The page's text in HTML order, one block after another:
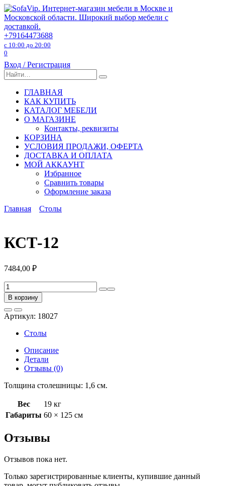
Перейти
к
содержанию
+79164473688
с 10:00 до 20:00
0
Вход / Регистрация
Search
for:
ГЛАВНАЯ
КАК КУПИТЬ
КАТАЛОГ МЕБЕЛИ
О МАГАЗИНЕ
Контакты, реквизиты
КОРЗИНА
УСЛОВИЯ ПРОДАЖИ, ОФЕРТА
ДОСТАВКА И ОПЛАТА
МОЙ АККАУНТ
Избранное
Сравнить товары
Оформление заказа
Главная
Столы
КСТ-12
7484,00 ₽
Количество
товара
КСТ-12
В корзину
Артикул: 18027
Столы
Описание
Детали
Отзывы (0)
Толщина столешницы: 1,6 см.
Вес
19 кг
Габариты 60 × 125 см
Отзывы
Отзывов пока нет.
Только зарегистрированные клиенты, купившие данный